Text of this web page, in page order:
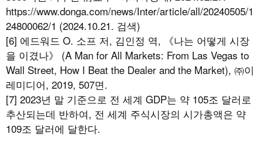
https://www.donga.com/news/Inter/article/all/20240505/1
24800062/1 (2024.10.21. 검색)
[6] 에드워드 O. 소프 저, 김인정 역, 《나는 어떻게 시장
을 이겼나》 (A Man for All Markets: From Las Vegas to
Wall Street, How I Beat the Dealer and the Market), ㈜이
레미디어, 2019, 507면.
[7] 2023년 말 기준으로 전 세계 GDP는 약 105조 달러로
추산되는데 반하여, 전 세계 주식시장의 시가총액은 약
109조 달러에 달한다.